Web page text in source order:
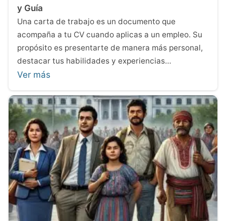
y Guía
Una carta de trabajo es un documento que
acompaña a tu CV cuando aplicas a un empleo. Su
propósito es presentarte de manera más personal,
destacar tus habilidades y experiencias…
Ver más